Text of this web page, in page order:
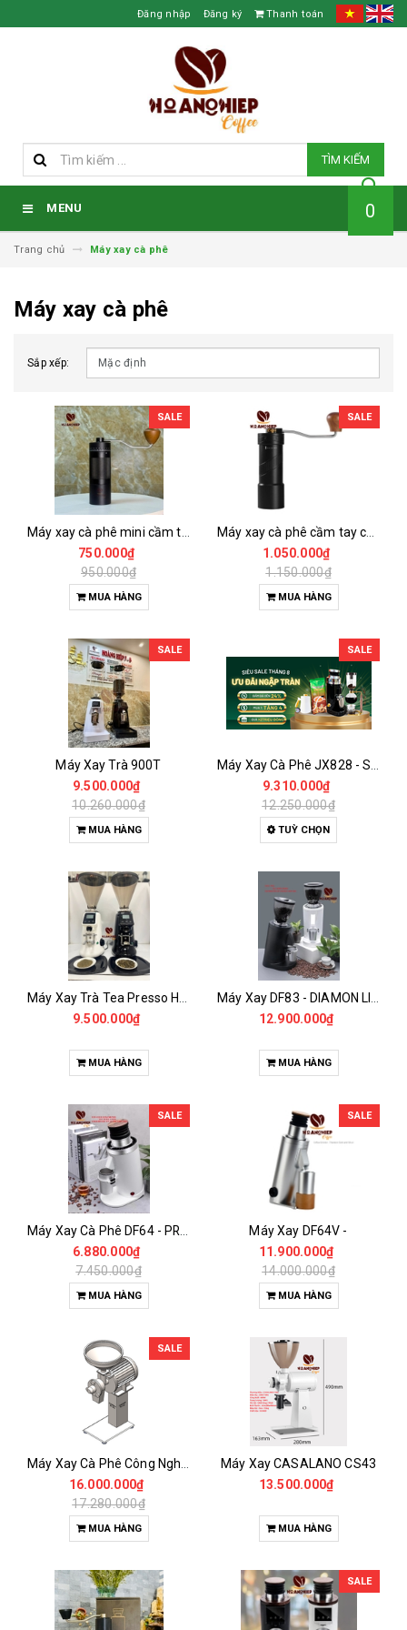
Đăng nhập Đăng ký Thanh toán
TÌM KIẾM
MENU 0
Trang chủ Máy xay cà phê
Máy xay cà phê
Sắp xếp:
SALE
750.000₫
950.000₫
MUA HÀNG
SALE
1.050.000₫
1.150.000₫
MUA HÀNG
SALE
Máy Xay Trà 900T
9.500.000₫
10.260.000₫
MUA HÀNG
SALE
9.310.000₫
12.250.000₫
TUỲ CHỌN
9.500.000₫
MUA HÀNG
12.900.000₫
MUA HÀNG
SALE
6.880.000₫
7.450.000₫
MUA HÀNG
SALE
Máy Xay DF64V -
11.900.000₫
14.000.000₫
MUA HÀNG
SALE
16.000.000₫
17.280.000₫
MUA HÀNG
Máy Xay CASALANO CS43
13.500.000₫
MUA HÀNG
SALE